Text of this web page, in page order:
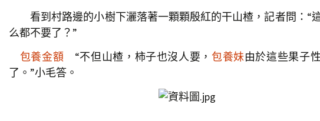
看到村路邊的小樹下灑落著一顆顆殷紅的干山楂，記者問：“
么都不要了？”
包養金額 “不但山楂，柿子也沒人要， 包養妹由於這些果子
了。”小毛答。